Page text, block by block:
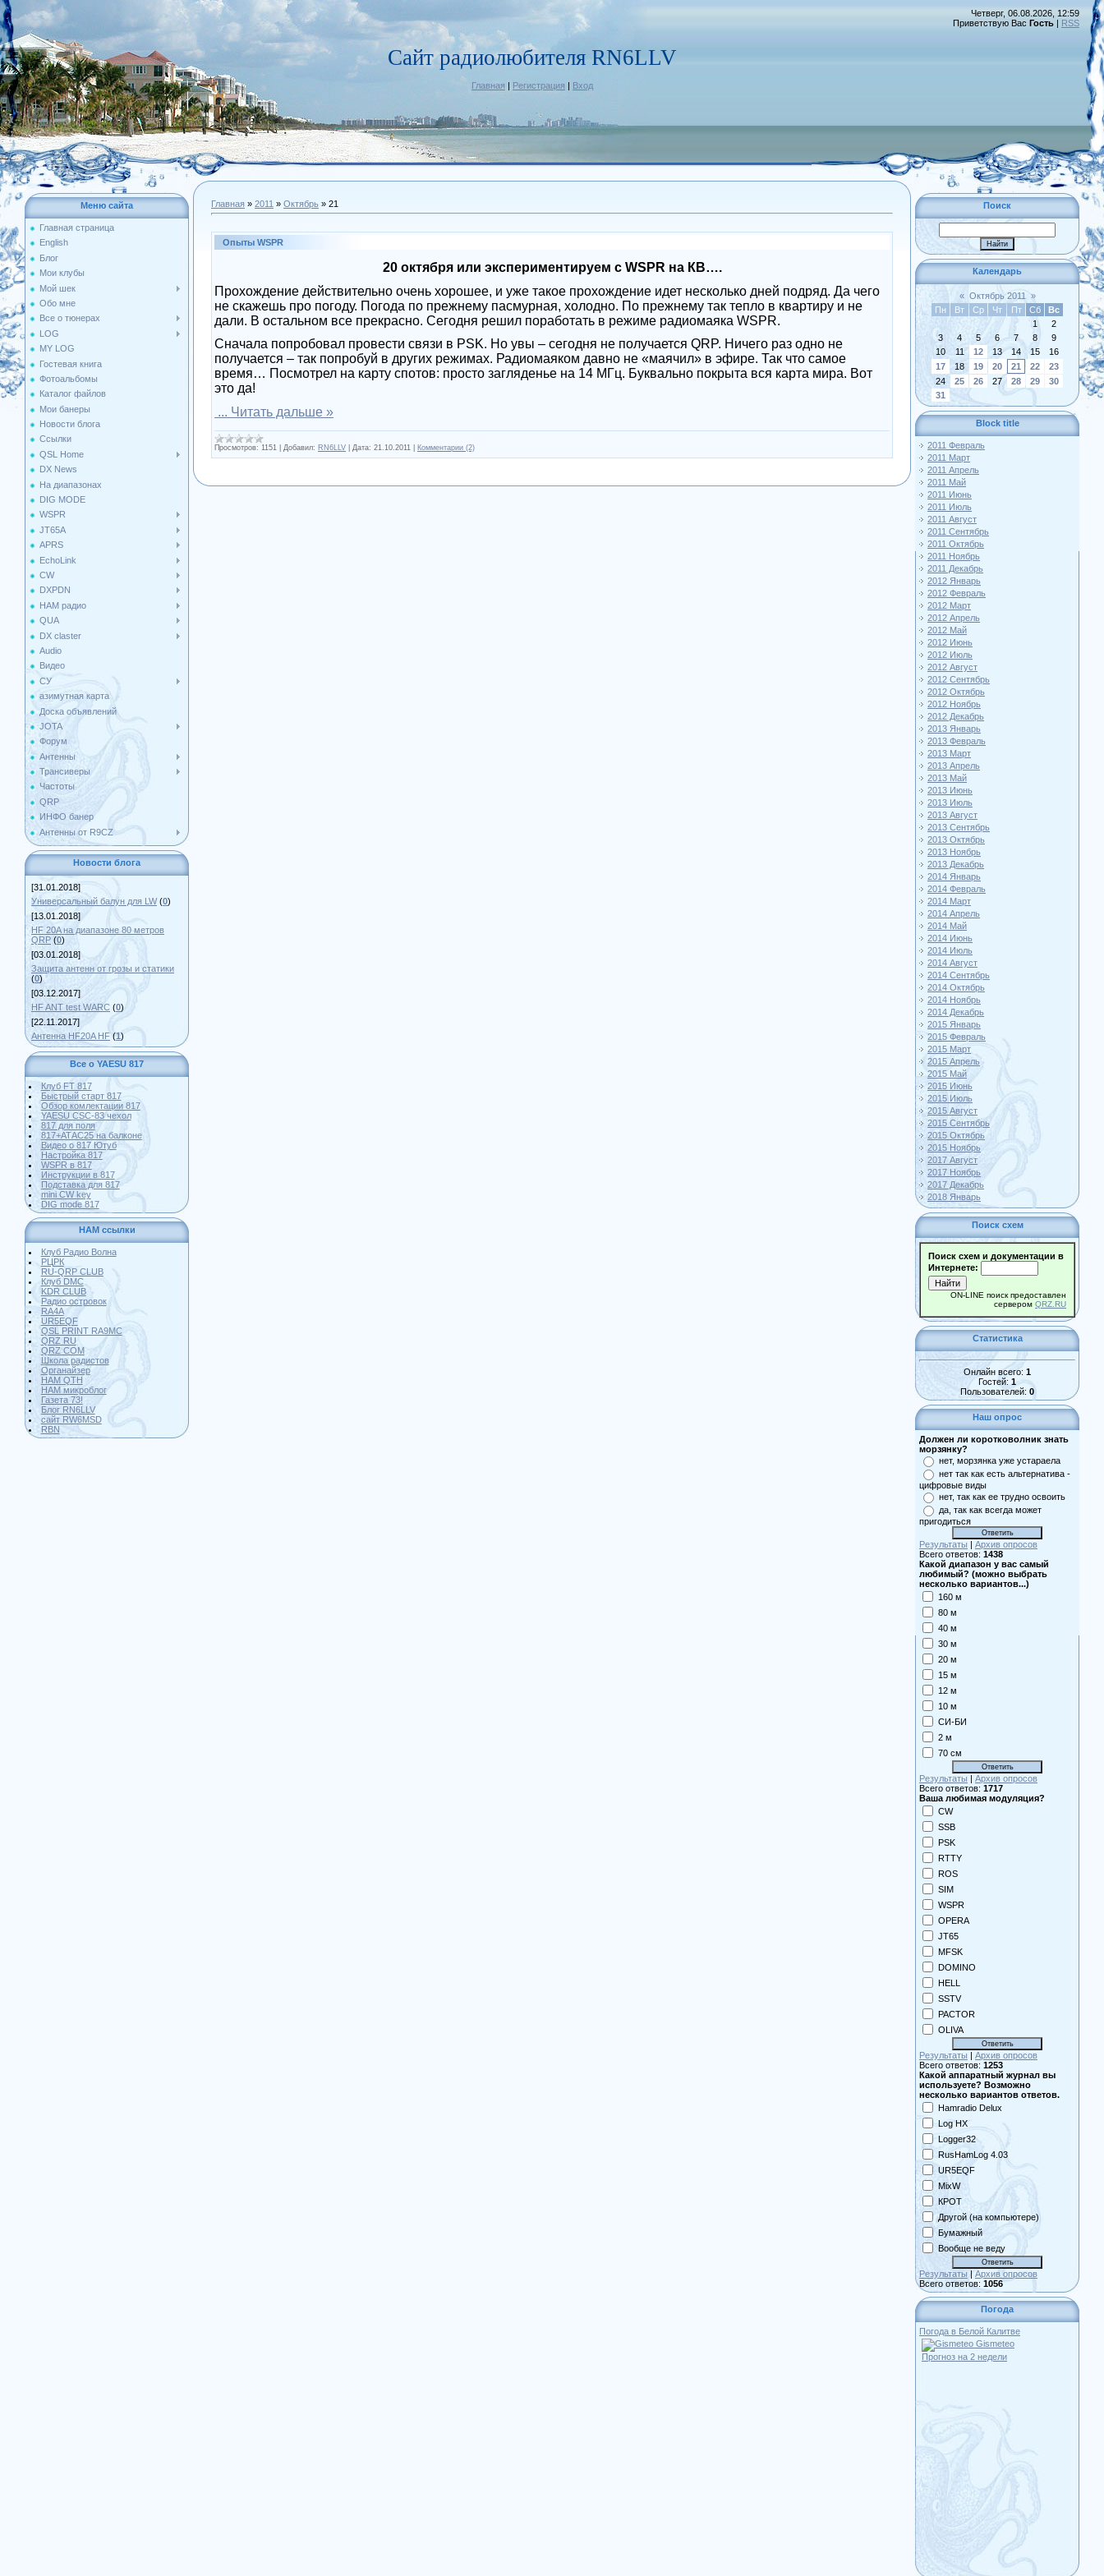
Сайт радиолюбителя RN6LLV
Главная | Регистрация | Вход
Четверг, 06.08.2026, 12:59
Приветствую Вас Гость | RSS
Меню сайта
Главная страница
English
Блог
Мои клубы
Мой шек
Обо мне
Все о тюнерах
LOG
MY LOG
Гостевая книга
Фотоальбомы
Каталог файлов
Мои банеры
Новости блога
Ссылки
QSL Home
DX News
На диапазонах
DIG MODE
WSPR
JT65A
APRS
EchoLink
CW
DXPDN
HAM радио
QUA
DX claster
Audio
Видео
СУ
азимутная карта
Доска объявлений
JOTA
Форум
Антенны
Трансиверы
Частоты
QRP
ИНФО банер
Антенны от R9CZ
Новости блога
[31.01.2018]
Универсальный балун для LW (0)
[13.01.2018]
HF 20A на диапазоне 80 метров
QRP (0)
[03.01.2018]
Защита антенн от грозы и статики
(0)
[03.12.2017]
HF ANT test WARC (0)
[22.11.2017]
Антенна HF20A HF (1)
Все о YAESU 817
Клуб FT 817
Быстрый старт 817
Обзор комлектации 817
YAESU CSC-83 чехол
817 для поля
817+АТАС25 на балконе
Видео о 817 Ютуб
Настройка 817
WSPR в 817
Инструкции в 817
Подставка для 817
mini CW key
DIG mode 817
HAM ссылки
Клуб Радио Волна
РЦРК
RU-QRP CLUB
Клуб DMC
KDR CLUB
Радио островок
RA4A
UR5EQF
QSL PRINT RA9MC
QRZ RU
QRZ COM
Школа радистов
Органайзер
HAM QTH
HAM микроблог
Газета 73!
Блог RN6LLV
сайт RW6MSD
RBN
Главная » 2011 » Октябрь » 21
Опыты WSPR
20 октября или экспериментируем с WSPR на КВ….
Прохождение действительно очень хорошее, и уже такое прохождение идет несколько дней подряд. Да чего
не скажешь про погоду. Погода по прежнему пасмурная, холодно. По прежнему так тепло в квартиру и не
дали. В остальном все прекрасно. Сегодня решил поработать в режиме радиомаяка WSPR.
Сначала попробовал провести связи в PSK. Но увы – сегодня не получается QRP. Ничего раз одно не
получается – так попробуй в других режимах. Радиомаяком давно не «маячил» в эфире. Так что самое
время… Посмотрел на карту спотов: просто загляденье на 14 МГц. Буквально покрыта вся карта мира. Вот
это да!
... Читать дальше »
Просмотров: 1151 Добавил: RN6LLV Дата: 21.10.2011 Комментарии (2)
Поиск
Календарь
« Октябрь 2011
»
Пн
Вт Ср Чт Пт Сб
Вс
1
2
3
4 5 6 7 8
9
10
11 12 13 14 15
16
17
18 19 20 21 22
23
24
25 26 27 28 29
30
31
Block title
2011 Февраль
2011 Март
2011 Апрель
2011 Май
2011 Июнь
2011 Июль
2011 Август
2011 Сентябрь
2011 Октябрь
2011 Ноябрь
2011 Декабрь
2012 Январь
2012 Февраль
2012 Март
2012 Апрель
2012 Май
2012 Июнь
2012 Июль
2012 Август
2012 Сентябрь
2012 Октябрь
2012 Ноябрь
2012 Декабрь
2013 Январь
2013 Февраль
2013 Март
2013 Апрель
2013 Май
2013 Июнь
2013 Июль
2013 Август
2013 Сентябрь
2013 Октябрь
2013 Ноябрь
2013 Декабрь
2014 Январь
2014 Февраль
2014 Март
2014 Апрель
2014 Май
2014 Июнь
2014 Июль
2014 Август
2014 Сентябрь
2014 Октябрь
2014 Ноябрь
2014 Декабрь
2015 Январь
2015 Февраль
2015 Март
2015 Апрель
2015 Май
2015 Июнь
2015 Июль
2015 Август
2015 Сентябрь
2015 Октябрь
2015 Ноябрь
2017 Август
2017 Ноябрь
2017 Декабрь
2018 Январь
Поиск схем
Поиск схем и документации в
Интернете:
ON-LINE поиск предоставлен
сервером QRZ.RU
Статистика
Онлайн всего: 1
Гостей: 1
Пользователей: 0
Наш опрос
Должен ли коротковолник знать
морзянку?
нет, морзянка уже устараела
нет так как есть альтернатива -
цифровые виды
нет, так как ее трудно освоить
да, так как всегда может
пригодиться
Результаты | Архив опросов
Всего ответов: 1438
Какой диапазон у вас самый
любимый? (можно выбрать
несколько вариантов...)
160 м
80 м
40 м
30 м
20 м
15 м
12 м
10 м
СИ-БИ
2 м
70 см
Результаты | Архив опросов
Всего ответов: 1717
Ваша любимая модуляция?
CW
SSB
PSK
RTTY
ROS
SIM
WSPR
OPERA
JT65
MFSK
DOMINO
HELL
SSTV
PACTOR
OLIVA
Результаты | Архив опросов
Всего ответов: 1253
Какой аппаратный журнал вы
используете? Возможно
несколько вариантов ответов.
Hamradio Delux
Log HX
Logger32
RusHamLog 4.03
UR5EQF
MixW
КРОТ
Другой (на компьютере)
Бумажный
Вообще не веду
Результаты | Архив опросов
Всего ответов: 1056
Погода
Погода в Белой Калитве
Gismeteo
Прогноз на 2 недели